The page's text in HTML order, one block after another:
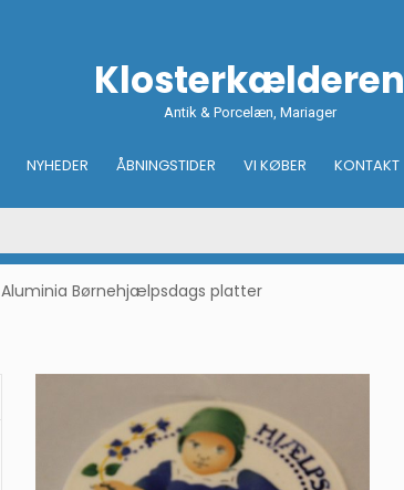
Klosterkælderen
Antik & Porcelæn, Mariager
NYHEDER ÅBNINGSTIDER VI KØBER KONTAKT
Aluminia Børnehjælpsdags platter